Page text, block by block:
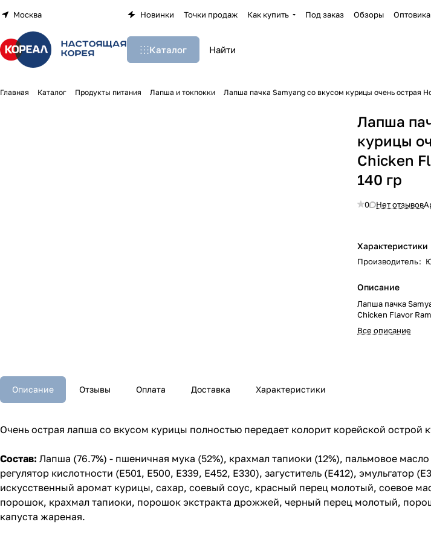
Москва Новинки Точки продаж Как купить Под заказ Обзоры
Каталог
Главная Каталог Продукты питания Лапша и токпокки Лапша пачка Samyang со вкусом курицы очень острая
Лапша
курицы
Chicken
140 гр
0 Нет отзывов
Характеристики
Производитель:
Описание
Лапша пачка
Chicken Flavor
Все описание
Описание Отзывы Оплата Доставка Характеристики
Очень острая лапша со вкусом курицы полностью передает колорит корейской острой
Состав: Лапша (76.7%) - пшеничная мука (52%), крахмал тапиоки (12%), пальмовое
регулятор кислотности (Е501, Е500, Е339, Е452, E330), загуститель (Е412), эмульгатор
искусственный аромат курицы, сахар, соевый соус, красный перец молотый, соевое
порошок, крахмал тапиоки, порошок экстракта дрожжей, черный перец молотый,
капуста жареная.